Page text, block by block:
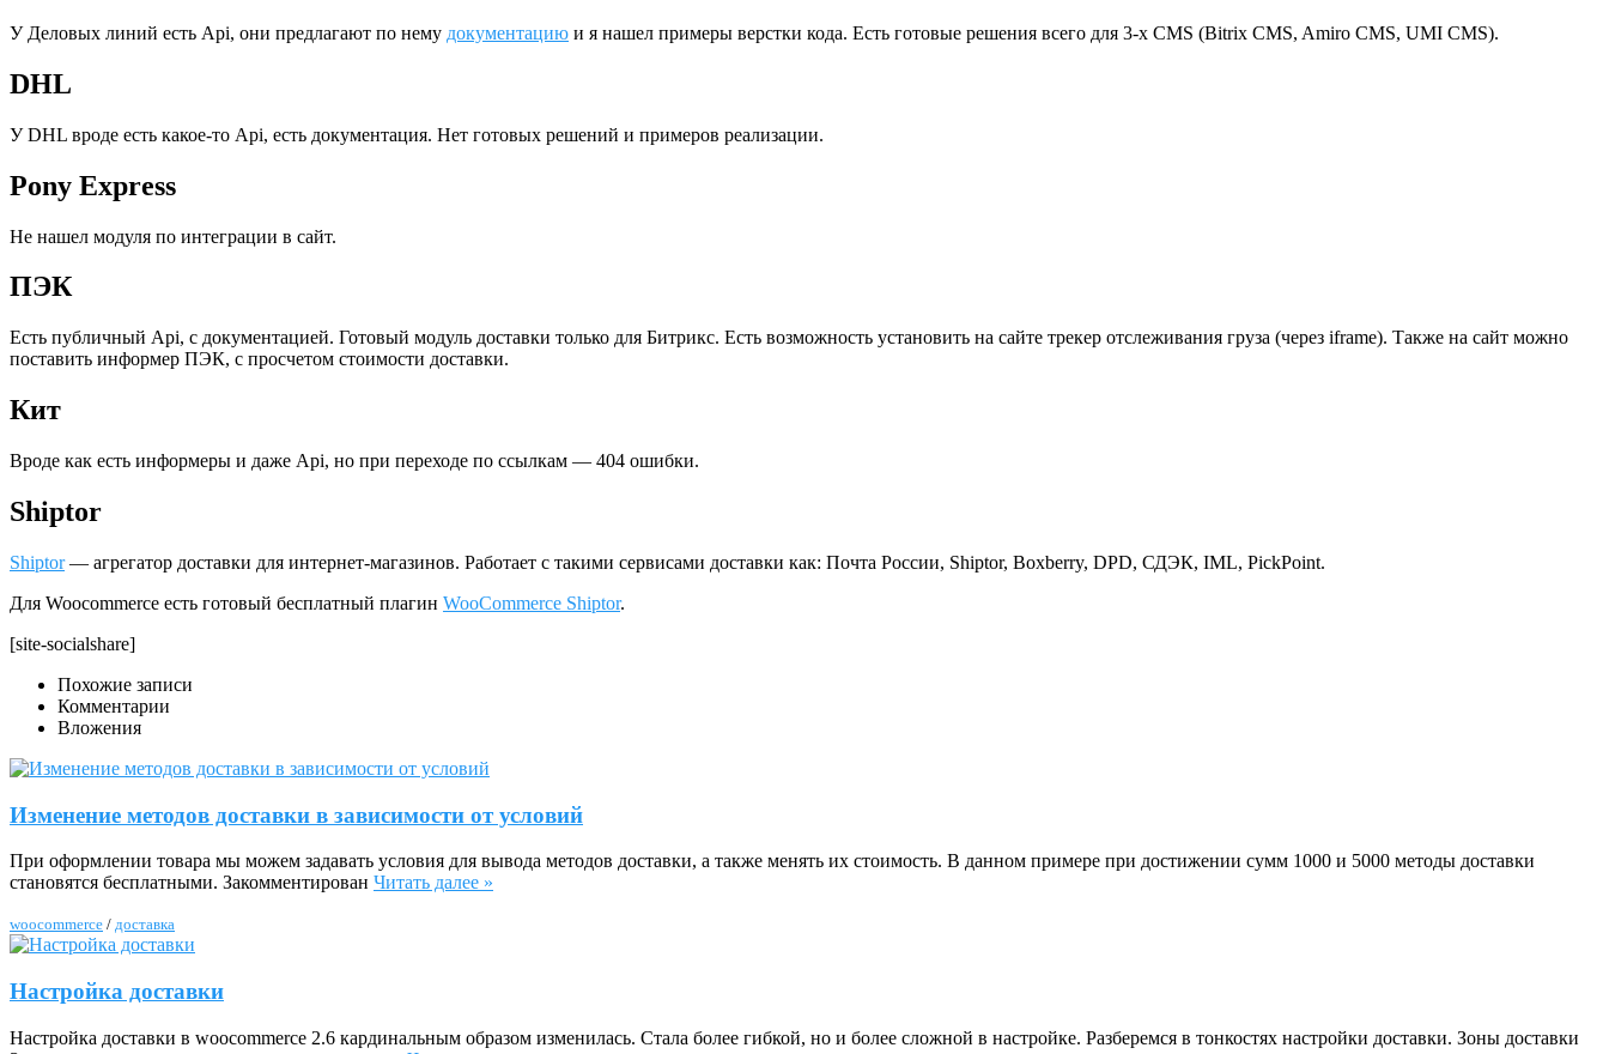
У Деловых линий есть Api, они предлагают по нему документацию и я нашел примеры верстки кода. Есть готовые решения всего для 3-х CMS (Bitrix CMS, Amiro CMS, UMI CMS).
DHL
У DHL вроде есть какое-то Api, есть документация. Нет готовых решений и примеров реализации.
Pony Express
Не нашел модуля по интеграции в сайт.
ПЭК
Есть публичный Api, с документацией. Готовый модуль доставки только для Битрикс. Есть возможность установить на сайте трекер отслеживания груза (через iframe). Также на сайт можно
поставить информер ПЭК, с просчетом стоимости доставки.
Кит
Вроде как есть информеры и даже Api, но при переходе по ссылкам — 404 ошибки.
Shiptor
Shiptor— агрегатор доставки для интернет-магазинов. Работает с такими сервисами доставки как: Почта России, Shiptor, Boxberry, DPD, СДЭК, IML, PickPoint.
Для Woocommerce есть готовый бесплатный плагин WooCommerce Shiptor.
[site-socialshare]
Похожие записи
Комментарии
Вложения
Изменение методов доставки в зависимости от условий
При оформлении товара мы можем задавать условия для вывода методов доставки, а также менять их стоимость. В данном примере при достижении сумм 1000 и 5000 методы доставки
становятся бесплатными. Закомментирован Читать далее »
woocommerce / доставка
Настройка доставки
Настройка доставки в woocommerce 2.6 кардинальным образом изменилась. Стала более гибкой, но и более сложной в настройке. Разберемся в тонкостях настройки доставки. Зоны доставки